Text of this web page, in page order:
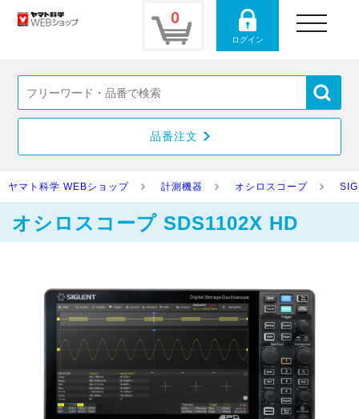
0
ログイン
toggle
navigation
品番注文
ヤマト科学 WEBショップ 計測機器 オシロスコープ
オシロスコープ SDS1102X HD